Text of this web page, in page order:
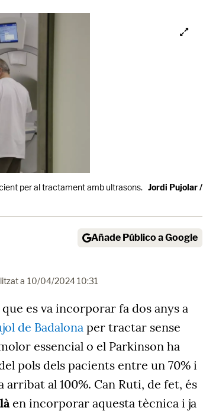
per al tractament amb ultrasons. Jordi Pujolar /
Añade Público a Google
a 10/04/2024 10:31
es va incorporar fa dos anys a
de Badalona per tractar sense
essencial o el Parkinson ha
pols dels pacients entre un 70% i
al 100%. Can Ruti, de fet, és
en incorporar aquesta tècnica i ja